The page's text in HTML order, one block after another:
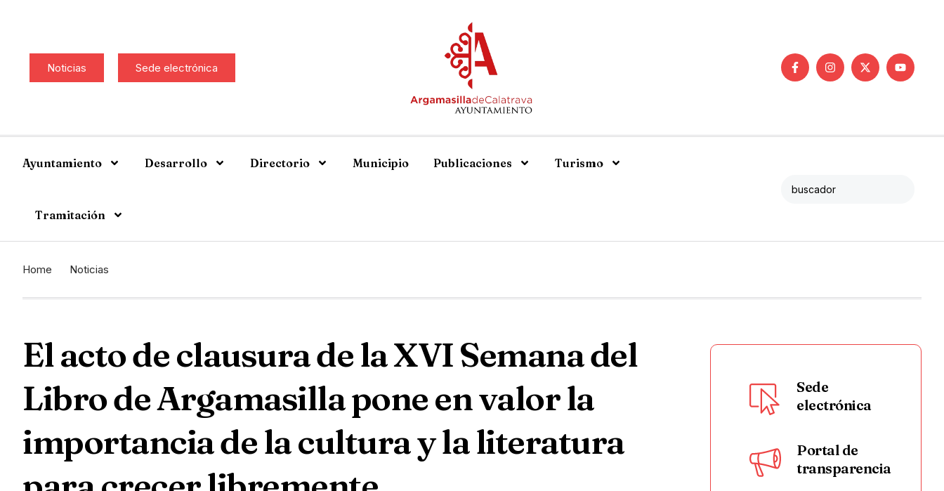
Noticias Sede electrónica
Ayuntamiento Desarrollo Directorio Municipio Publicaciones Turismo
Tramitación
Home Noticias
El acto de clausura de la XVI Semana del
Libro de Argamasilla pone en valor la
importancia de la cultura y la literatura
Sede
electrónica
Portal de
transparencia